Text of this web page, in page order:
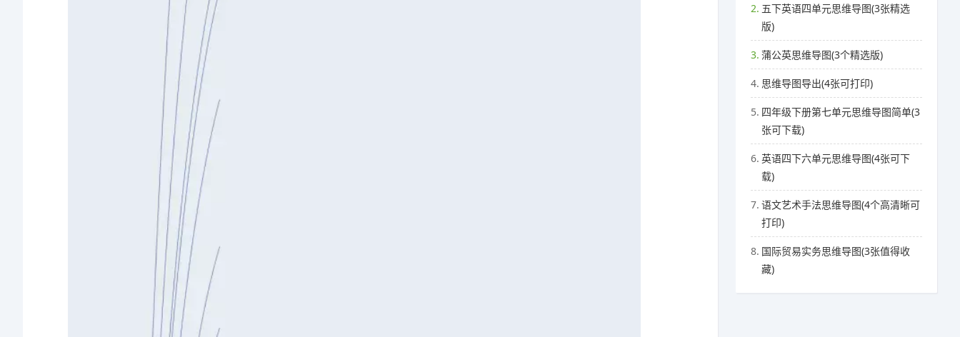
2. 五下英语四单元思维导图(3张精选
版)
3. 蒲公英思维导图(3个精选版)
4. 思维导图导出(4张可打印)
5. 四年级下册第七单元思维导图简单(3
张可下载)
6. 英语四下六单元思维导图(4张可下
载)
7. 语文艺术手法思维导图(4个高清晰可
打印)
8. 国际贸易实务思维导图(3张值得收
藏)